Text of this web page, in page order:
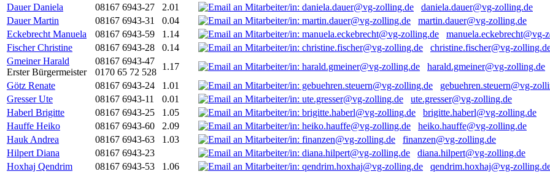
Dauer Daniela
08167 6943-27 2.01
daniela.dauer@vg-zolling.de
Dauer Martin
08167 6943-31 0.04
martin.dauer@vg-zolling.de
Eckebrecht Manuela
08167 6943-59 1.14
manuela.eckebrecht@vg-
Fischer Christine
08167 6943-28 0.14
christine.fischer@vg-
Gmeiner Harald
Erster Bürgermeister
08167 6943-47
0170 65 72 528
1.17
harald.gmeiner@vg-zolling.de
Götz Renate
08167 6943-24 1.01
gebuehren.steuern@vg-
Gresser Ute
08167 6943-11 0.01
ute.gresser@vg-zolling.de
Haberl Brigitte
08167 6943-25 1.05
brigitte.haberl@vg-zolling.de
Hauffe Heiko
08167 6943-60 2.09
heiko.hauffe@vg-zolling.de
Hauk Andrea
08167 6943-63 1.03
finanzen@vg-zolling.de
Hilpert Diana
08167 6943-23
diana.hilpert@vg-zolling.de
Hoxhaj Qendrim
08167 6943-53 1.06
qendrim.hoxhaj@vg-